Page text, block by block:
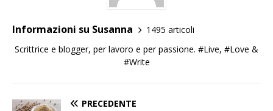
Informazioni su Susanna
1495 articoli
Scrittrice e blogger, per lavoro e per passione. #Live, #Love &
#Write
PRECEDENTE